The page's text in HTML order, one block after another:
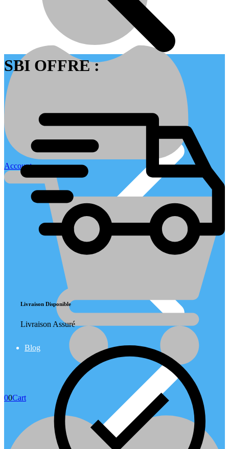
Contactez nous
Blog
Account
00Cart
SBI OFFRE :
Livraison Disponible
Livraison Assuré